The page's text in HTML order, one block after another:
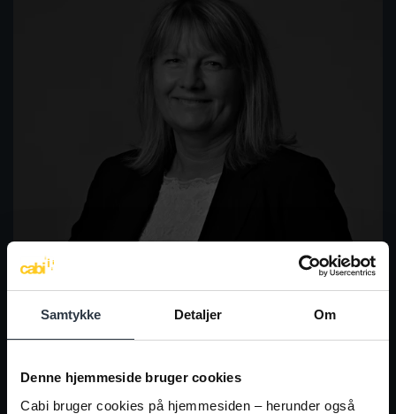
Samtykke Detaljer Om
Denne hjemmeside bruger cookies
Cabi bruger cookies på hjemmesiden – herunder også
Elisabeth Deding
Kreditorbogføring | Fakturering og debitorhåndtering |
Udarbejdelse af løn og betalinger